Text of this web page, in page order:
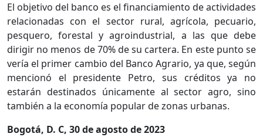
El objetivo del banco es el financiamiento de actividades
relacionadas con el sector rural, agrícola, pecuario,
pesquero, forestal y agroindustrial, a las que debe
dirigir no menos de 70% de su cartera. En este punto se
vería el primer cambio del Banco Agrario, ya que, según
mencionó el presidente Petro, sus créditos ya no
estarán destinados únicamente al sector agro, sino
también a la economía popular de zonas urbanas.
Bogotá, D. C, 30 de agosto de 2023